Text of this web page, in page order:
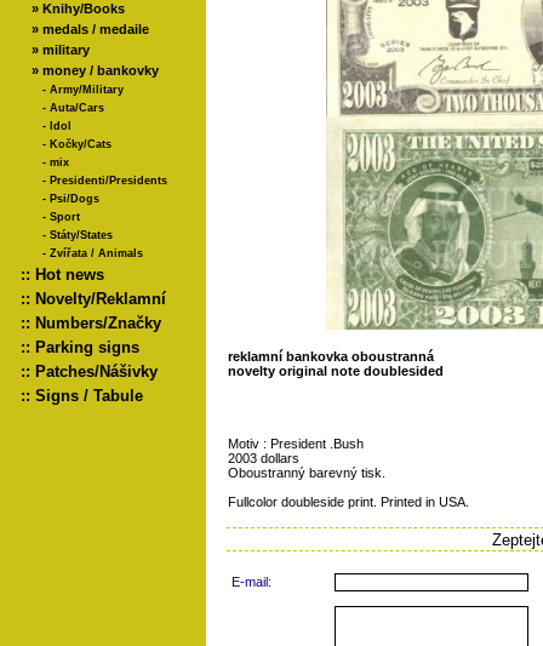
» Knihy/Books
» medals / medaile
» military
» money / bankovky
- Army/Military
- Auta/Cars
- Idol
- Kočky/Cats
- mix
- Presidenti/Presidents
- Psi/Dogs
- Sport
- Státy/States
- Zvířata / Animals
:: Hot news
:: Novelty/Reklamní
:: Numbers/Značky
:: Parking signs
:: Patches/Nášivky
:: Signs / Tabule
reklamní bankovka oboustranná
novelty original note doublesided
Motiv : President .Bush
2003 dollars
Oboustranný barevný tisk.
Fullcolor doubleside print. Printed in USA.
E-mail: